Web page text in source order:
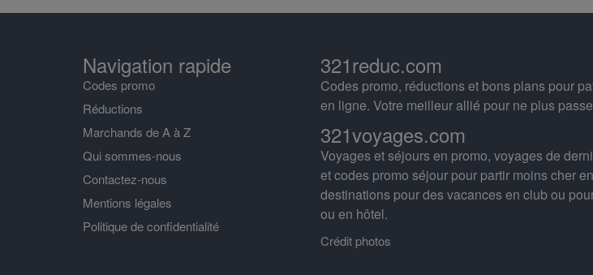
Navigation rapide
Codes promo
Réductions
Marchands de A à Z
Qui sommes-nous
Contactez-nous
Mentions légales
Politique de confidentialité
321reduc.com
Codes promo, réductions et bons plans pour
en ligne. Votre meilleur allié pour ne plus
321voyages.com
Voyages et séjours en promo, voyages de
et codes promo séjour pour partir moins cher
destinations pour des vacances en club ou
ou en hôtel.
Crédit photos